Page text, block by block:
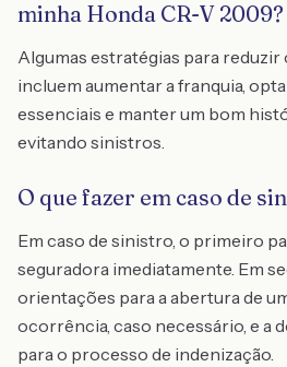
minha Honda CR-V 2009?
Algumas estratégias para reduzir
incluem aumentar a franquia,
essenciais e manter um bom
evitando sinistros.
O que fazer em caso de
Em caso de sinistro, o primeiro
seguradora imediatamente. Em
orientações para a abertura de
ocorrência, caso necessário, e a
para o processo de indenização.